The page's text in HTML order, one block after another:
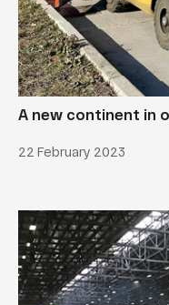
A new continent in
22 February 2023